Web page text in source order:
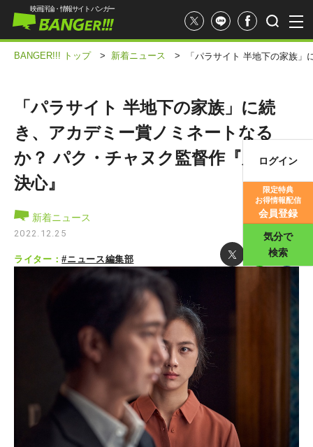
映画評論・情報サイト バンガー
ログイン
限定特典
お得情報配信
会員登録
気分で
検索
BANGER!!! トップ > 新着ニュース > 「パラサイト 半地下の家族
「パラサイト 半地下の家族」に続
き、アカデミー賞ノミネートなる
か？ パク・チャヌク監督作『別れる
決心』
新着ニュース
2022.12.25
ライター：#ニュース編集部